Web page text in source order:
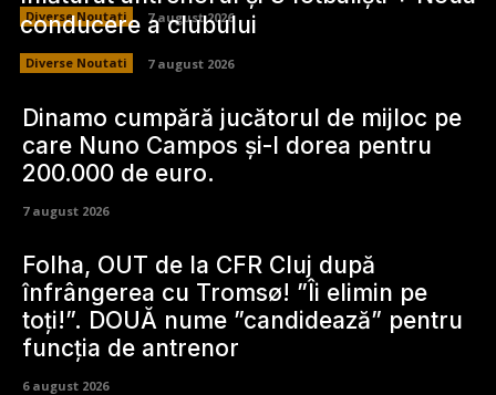
Diverse Noutati 7 august 2026
conducere a clubului
Diverse Noutati 7 august 2026
Dinamo cumpără jucătorul de mijloc pe
care Nuno Campos și-l dorea pentru
200.000 de euro.
7 august 2026
Folha, OUT de la CFR Cluj după
înfrângerea cu Tromsø! ”Îi elimin pe
toți!”. DOUĂ nume ”candidează” pentru
funcția de antrenor
6 august 2026